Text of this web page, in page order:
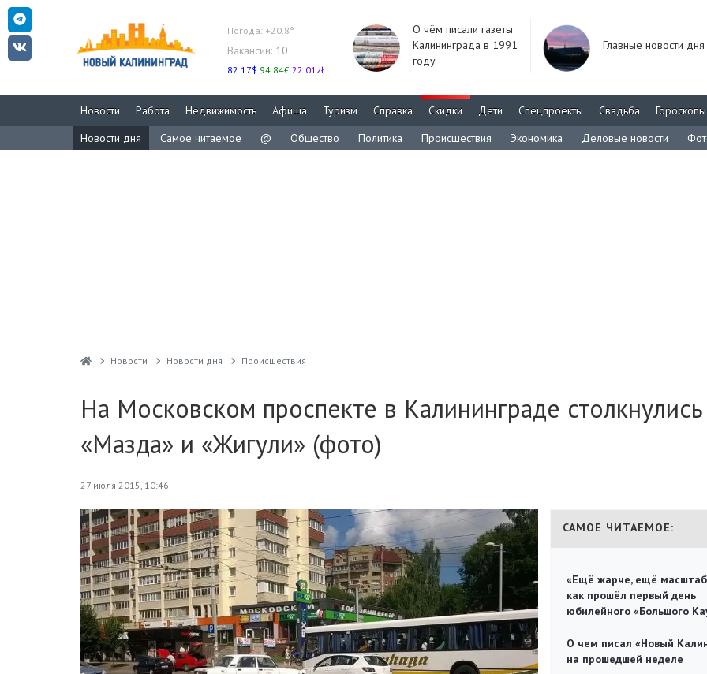
Погода: +20.8°
Вакансии: 10
82.17$ 94.84€ 22.01zł
О чём писали газеты
Калининграда в 1991
году
Главные новости дня
Новости Работа Недвижимость Афиша Туризм Справка Скидки Дети Спецпроекты Свадьба
Гороскопы
Новости дня
Самое читаемое @ Общество Политика Происшествия Экономика Деловые новости
Новости Новости дня Проиcшествия
На Московском проспекте в Калининграде столкнулись
«Мазда» и «Жигули» (фото)
27 июля 2015, 10:46
САМОЕ ЧИТАЕМОЕ:
«Ещё жарче, ещё
как прошёл первый день
юбилейного «Большого
О чем писал «Новый
на прошедшей неделе